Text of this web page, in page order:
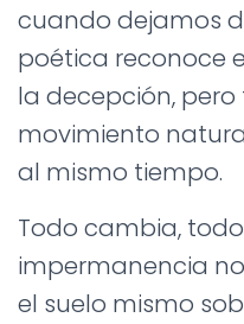
cuando dejamos
poética reconoce
la decepción,
movimiento
al mismo tiempo.
Todo cambia,
impermanencia
el suelo mismo